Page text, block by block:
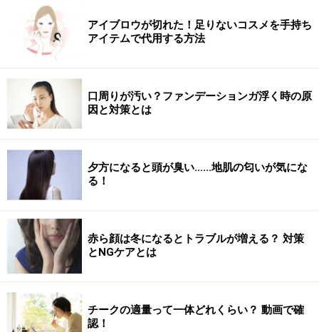
アイブロウが切れた！足りないコスメを手持ち
アイテムで代用する方法
口周りが汚い？ファンデーションガ浮く時の原
因と対策とは
夕方になると頭が臭い……地肌の匂いが気にな
る！
赤ら顔は冬になるとトラブルが増える？ 対策
とNGケアとは
チークの適量って一体どれくらい？ 動画で確
認！